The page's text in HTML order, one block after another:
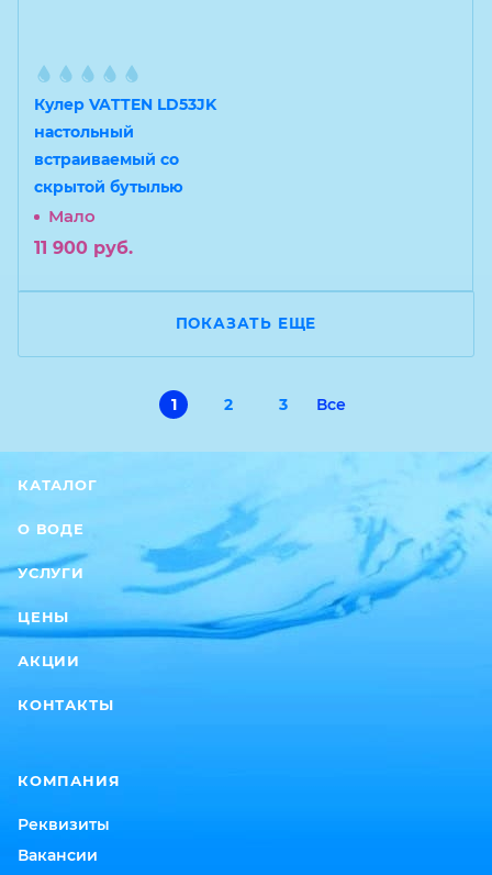
Кулер VATTEN LD53JK
настольный
встраиваемый со
скрытой бутылью
Мало
11 900 руб.
ПОКАЗАТЬ ЕЩЕ
1 2 3 Все
КАТАЛОГ
О ВОДЕ
УСЛУГИ
ЦЕНЫ
АКЦИИ
КОНТАКТЫ
КОМПАНИЯ
Реквизиты
Вакансии